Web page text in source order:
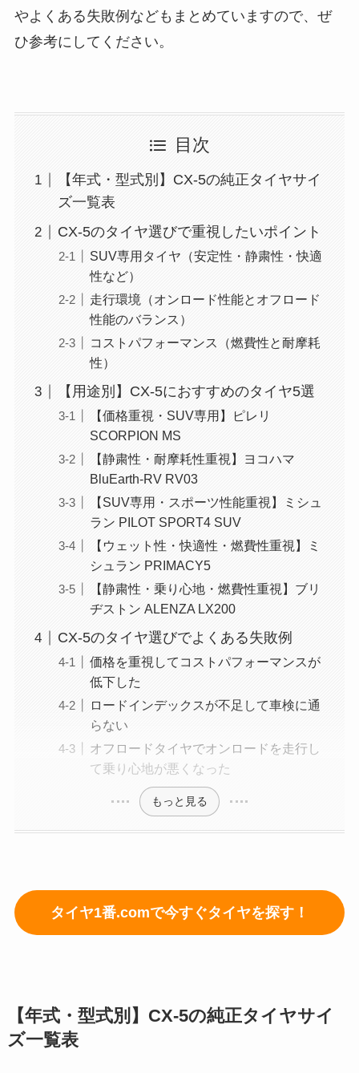
やよくある失敗例などもまとめていますので、ぜ
ひ参考にしてください。
目次
【年式・型式別】CX-5の純正タイヤサイ
ズ一覧表
CX-5のタイヤ選びで重視したいポイント
SUV専用タイヤ（安定性・静粛性・快適
性など）
走行環境（オンロード性能とオフロード
性能のバランス）
コストパフォーマンス（燃費性と耐摩耗
性）
【用途別】CX-5におすすめのタイヤ5選
【価格重視・SUV専用】ピレリ
SCORPION MS
【静粛性・耐摩耗性重視】ヨコハマ
BluEarth-RV RV03
【SUV専用・スポーツ性能重視】ミシュ
ラン PILOT SPORT4 SUV
【ウェット性・快適性・燃費性重視】ミ
シュラン PRIMACY5
【静粛性・乗り心地・燃費性重視】ブリ
ヂストン ALENZA LX200
CX-5のタイヤ選びでよくある失敗例
価格を重視してコストパフォーマンスが
低下した
ロードインデックスが不足して車検に通
らない
オフロードタイヤでオンロードを走行し
て乗り心地が悪くなった
もっと見る
タイヤ1番.comで今すぐタイヤを探す！
【年式・型式別】CX-5の純正タイヤサイ
ズ一覧表